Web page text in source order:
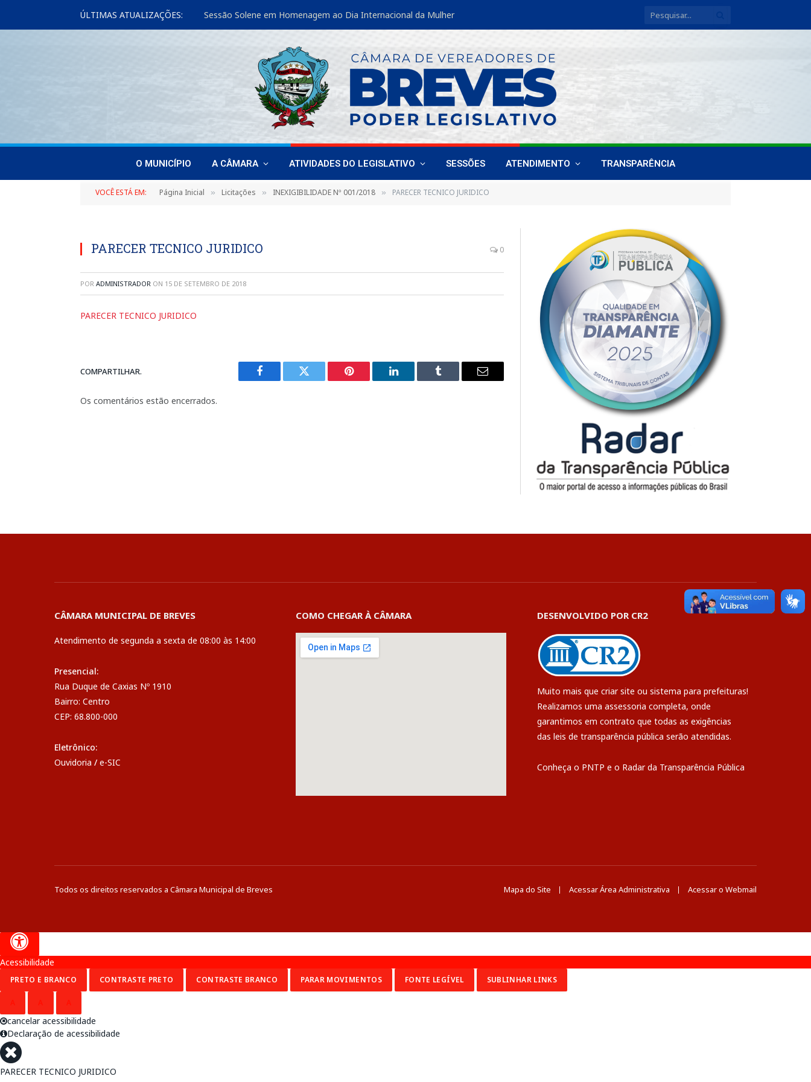
ÚLTIMAS ATUALIZAÇÕES: Sessão Solene em Homenagem ao Dia Internacional da Mulher
O MUNICÍPIO A CÂMARA ATIVIDADES DO LEGISLATIVO SESSÕES ATENDIMENTO TRANSPARÊNCIA
VOCÊ ESTÁ EM: Página Inicial » Licitações » INEXIGIBILIDADE Nº 001/2018 » PARECER TECNICO JURIDICO
PARECER TECNICO JURIDICO 0
POR ADMINISTRADOR ON 15 DE SETEMBRO DE 2018
PARECER TECNICO JURIDICO
COMPARTILHAR.
Facebook Twitter Pinterest LinkedIn Tumblr
E-
Os comentários estão encerrados.
CÂMARA MUNICIPAL DE BREVES
Atendimento de segunda a sexta de 08:00 às 14:00
Presencial:
Rua Duque de Caxias Nº 1910
Bairro: Centro
CEP: 68.800-000
Eletrônico:
Ouvidoria / e-SIC
COMO CHEGAR À CÂMARA DESENVOLVIDO POR CR2
Muito mais que criar site ou sistema para prefeituras!
Realizamos uma assessoria completa, onde
garantimos em contrato que todas as exigências
das leis de transparência pública serão atendidas.
Conheça o PNTP e o Radar da Transparência Pública
Todos os direitos reservados a Câmara Municipal de Breves Mapa do Site Acessar Área Administrativa Acessar o Webmail
Acessibilidade
PRETO E BRANCO CONTRASTE PRETO CONTRASTE BRANCO PARAR MOVIMENTOS FONTE LEGÍVEL SUBLINHAR LINKS
cancelar acessibilidade
Declaração de acessibilidade
PARECER TECNICO JURIDICO